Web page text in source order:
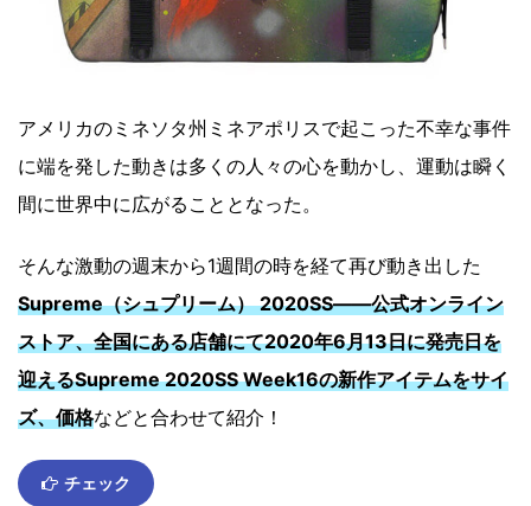
アメリカのミネソタ州ミネアポリスで起こった不幸な事件
に端を発した動きは多くの人々の心を動かし、運動は瞬く
間に世界中に広がることとなった。
そんな激動の週末から1週間の時を経て再び動き出した
Supreme（シュプリーム） 2020SS――公式オンライン
ストア、全国にある店舗にて2020年6月13日に発売日を
迎えるSupreme 2020SS Week16の新作アイテムをサイ
ズ、価格などと合わせて紹介！
チェック